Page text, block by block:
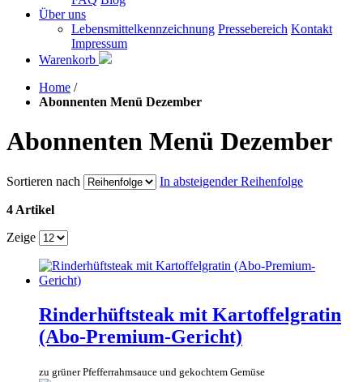
Über uns
Lebensmittelkennzeichnung Pressebereich Kontakt
Impressum
Warenkorb
Home /
Abonnenten Menü Dezember
Abonnenten Menü Dezember
Sortieren nach In absteigender Reihenfolge
4 Artikel
Zeige
Rinderhüftsteak mit Kartoffelgratin
(Abo-Premium-Gericht)
zu grüner Pfefferrahmsauce und gekochtem Gemüse